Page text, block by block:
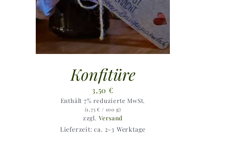
Konfitüre
3,50€
Enthält 7% reduzierte MwSt.
(1,75€ / 100 g)
zzgl. Versand
Lieferzeit: ca. 2-3 Werktage